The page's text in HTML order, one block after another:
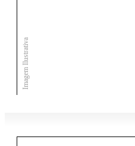
Imagem Ilustrativa